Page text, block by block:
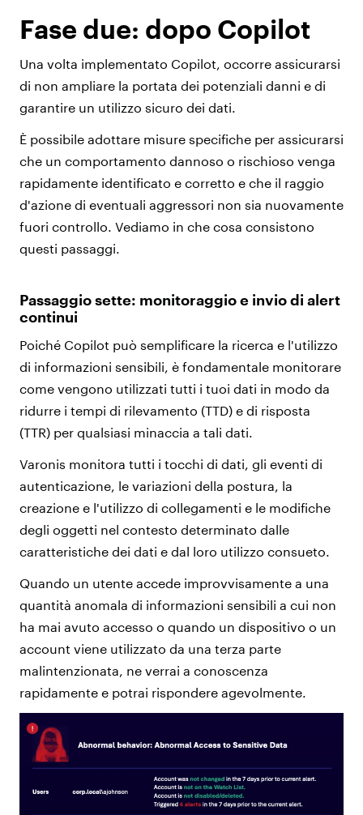
Fase due: dopo Copilot
Una volta implementato Copilot, occorre assicurarsi
di non ampliare la portata dei potenziali danni e di
garantire un utilizzo sicuro dei dati.
È possibile adottare misure specifiche per assicurarsi
che un comportamento dannoso o rischioso venga
rapidamente identificato e corretto e che il raggio
d'azione di eventuali aggressori non sia nuovamente
fuori controllo. Vediamo in che cosa consistono
questi passaggi.
Passaggio sette: monitoraggio e invio di alert
continui
Poiché Copilot può semplificare la ricerca e l'utilizzo
di informazioni sensibili, è fondamentale monitorare
come vengono utilizzati tutti i tuoi dati in modo da
ridurre i tempi di rilevamento (TTD) e di risposta
(TTR) per qualsiasi minaccia a tali dati.
Varonis monitora tutti i tocchi di dati, gli eventi di
autenticazione, le variazioni della postura, la
creazione e l'utilizzo di collegamenti e le modifiche
degli oggetti nel contesto determinato dalle
caratteristiche dei dati e dal loro utilizzo consueto.
Quando un utente accede improvvisamente a una
quantità anomala di informazioni sensibili a cui non
ha mai avuto accesso o quando un dispositivo o un
account viene utilizzato da una terza parte
malintenzionata, ne verrai a conoscenza
rapidamente e potrai rispondere agevolmente.